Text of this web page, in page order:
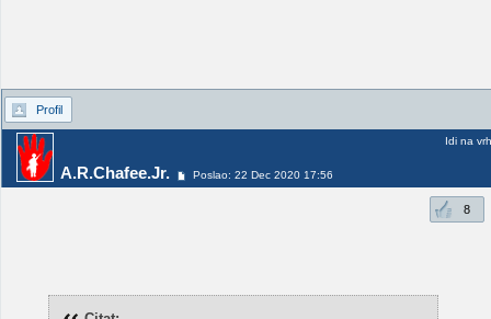
Profil
A.R.Chafee.Jr. Poslao: 22 Dec 2020 17:56
Idi na vrh
8